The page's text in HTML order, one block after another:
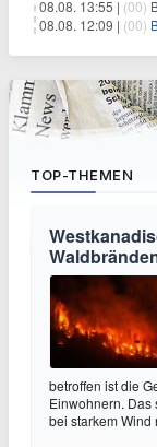
08.08. 13:55 | (00)
08.08. 12:09 | (00)
TOP-THEMEN
betroffen ist die
Einwohnern. Das
bei starkem